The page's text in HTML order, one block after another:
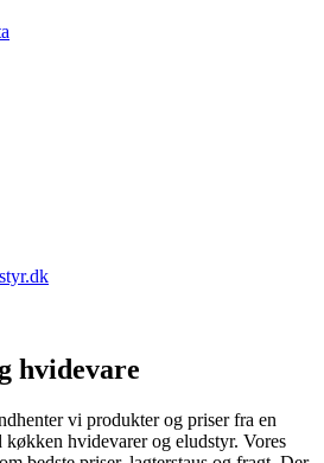
hvidevare
vi produkter og priser fra en
hvidevarer og eludstyr. Vores